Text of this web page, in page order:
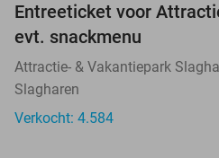
Entreeticket voor
evt. snackmenu
Attractie- & Vakantiepark
Slagharen
Verkocht: 4.584